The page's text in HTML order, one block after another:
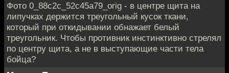
Фото 0_88c2c_52c45a79_orig - в центре щита на
липучках держится треугольный кусок ткани,
который при откидывании обнажает белый
треугольник. Чтобы противник инстинктивно стрелял
по центру щита, а не в выступающие части тела
бойца?